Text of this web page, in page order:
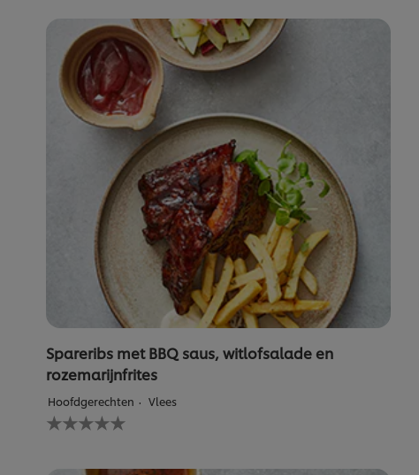
recipe
Spareribs met BBQ saus, witlofsalade en
rozemarijnfrites
Hoofdgerechten Vlees
Geen
beoordelingen